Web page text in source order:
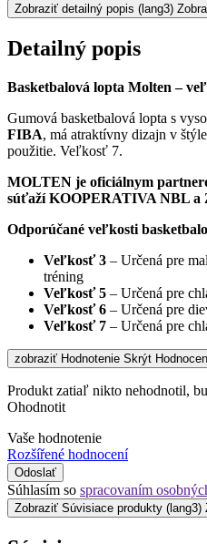
Zobraziť detailný popis (lang3)
Detailný popis
Basketbalová lopta Molten –
Gumová basketbalová lopta s
FIBA, má atraktívny dizajn v
použitie. Veľkosť 7.
MOLTEN je oficiálnym
súťaží KOOPERATIVA NBL a
Odporúčané veľkosti
Veľkosť 3 – Určená pre
tréning
Veľkosť 5 – Určená pre
Veľkosť 6 – Určená pre
Veľkosť 7 – Určená pre
zobraziť Hodnotenie Skrýt
Produkt zatiaľ nikto nehodnotil,
Ohodnotit
Vaše hodnotenie
Rozšířené hodnocení
Odoslať
Súhlasím so spracovaním
Zobraziť Súvisiace produkty (lang3)